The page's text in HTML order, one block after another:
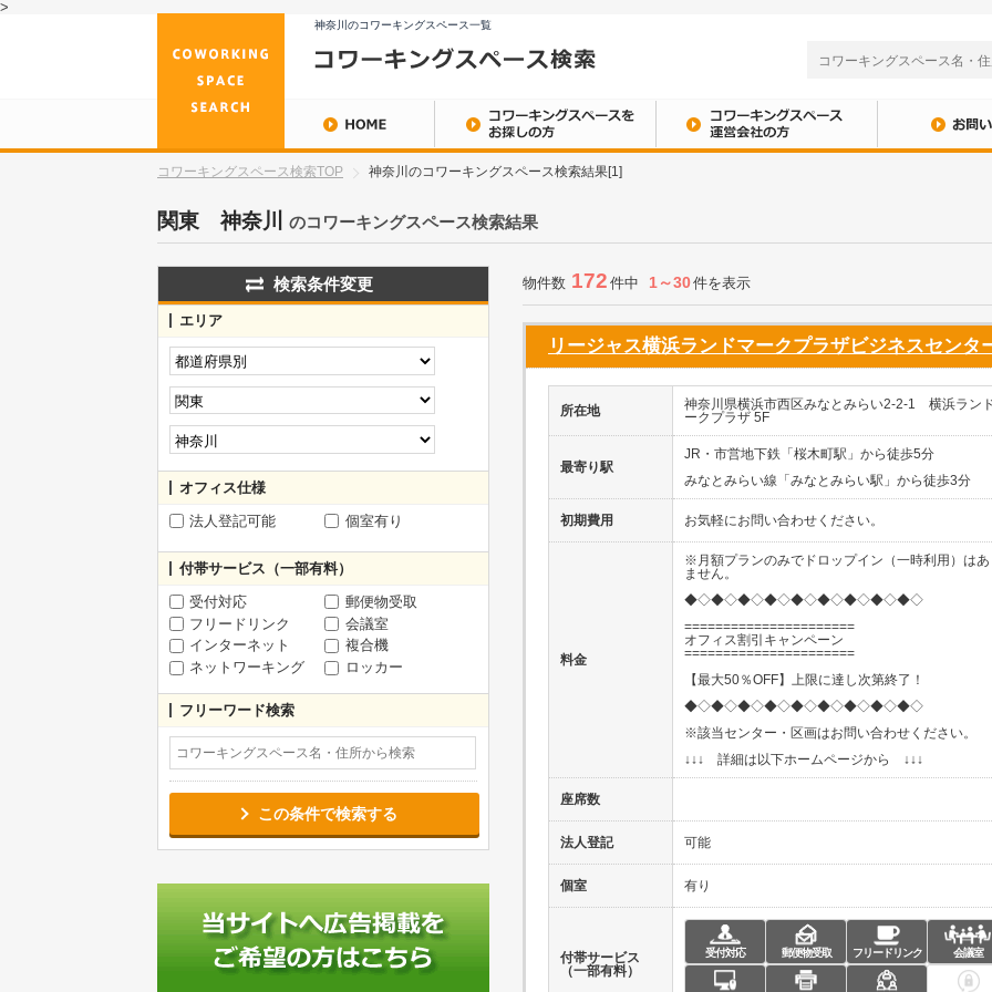
>
神奈川のコワーキングスペース一覧
コワーキングスペース検索TOP 神奈川のコワーキングスペース検索結果[1]
関東 神奈川 のコワーキングスペース検索結果
検索条件変更
エリア
オフィス仕様
法人登記可能
個室有り
付帯サービス（一部有料）
受付対応
郵便物受取
フリードリンク
会議室
インターネット
複合機
ネットワーキング
ロッカー
フリーワード検索
この条件で検索する
物件数 172 件中 1～30件を表示
リージャス横浜ランドマークプラザビジネスセンタ
所在地
神奈川県横浜市西区みなとみらい2-2-1 横浜ラン
ークプラザ 5F
最寄り駅
JR・市営地下鉄「桜木町駅」から徒歩5分
みなとみらい線「みなとみらい駅」から徒歩3分
初期費用 お気軽にお問い合わせください。
料金
※月額プランのみでドロップイン（一時利用）はあ
ません。
◆◇◆◇◆◇◆◇◆◇◆◇◆◇◆◇◆◇
======================
オフィス割引キャンペーン
======================
【最大50％OFF】上限に達し次第終了！
◆◇◆◇◆◇◆◇◆◇◆◇◆◇◆◇◆◇
※該当センター・区画はお問い合わせください。
↓↓↓ 詳細は以下ホームページから ↓↓↓
座席数
法人登記 可能
個室 有り
付帯サービス
（一部有料）
受付対応 郵便物受取 フリードリンク 会議室